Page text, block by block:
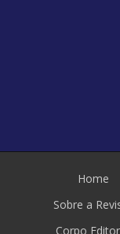
Home
Sobre a
Corpo